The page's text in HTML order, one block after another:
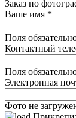
Заказ по
Ваше имя *
Поля
Контактный
Поля
Электронная
Фото не